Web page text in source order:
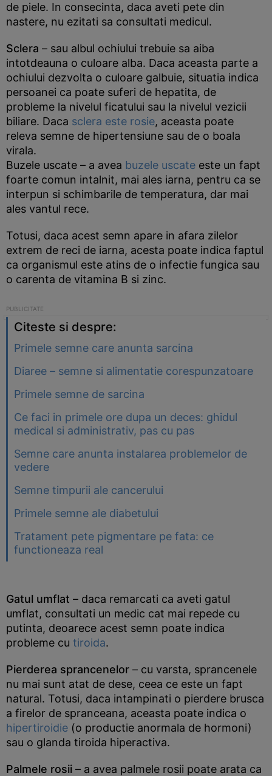
de piele. In consecinta, daca aveti pete din
nastere, nu ezitati sa consultati medicul.
Sclera – sau albul ochiului trebuie sa aiba
intotdeauna o culoare alba. Daca aceasta parte a
ochiului dezvolta o culoare galbuie, situatia indica
persoanei ca poate suferi de hepatita, de
probleme la nivelul ficatului sau la nivelul vezicii
biliare. Daca sclera este rosie, aceasta poate
releva semne de hipertensiune sau de o boala
virala.
Buzele uscate – a avea buzele uscate este un fapt
foarte comun intalnit, mai ales iarna, pentru ca se
interpun si schimbarile de temperatura, dar mai
ales vantul rece.
Totusi, daca acest semn apare in afara zilelor
extrem de reci de iarna, acesta poate indica faptul
ca organismul este atins de o infectie fungica sau
o carenta de vitamina B si zinc.
Citeste si despre:
Primele semne care anunta sarcina
Diaree – semne si alimentatie corespunzatoare
Primele semne de sarcina
Ce faci in primele ore dupa un deces: ghidul
medical si administrativ, pas cu pas
Semne care anunta instalarea problemelor de
vedere
Semne timpurii ale cancerului
Primele semne ale diabetului
Tratament pete pigmentare pe fata: ce
functioneaza real
Gatul umflat – daca remarcati ca aveti gatul
umflat, consultati un medic cat mai repede cu
putinta, deoarece acest semn poate indica
probleme cu tiroida.
Pierderea sprancenelor – cu varsta, sprancenele
nu mai sunt atat de dese, ceea ce este un fapt
natural. Totusi, daca intampinati o pierdere brusca
a firelor de spranceana, aceasta poate indica o
hipertiroidie (o productie anormala de hormoni)
sau o glanda tiroida hiperactiva.
Palmele rosii – a avea palmele rosii poate arata ca